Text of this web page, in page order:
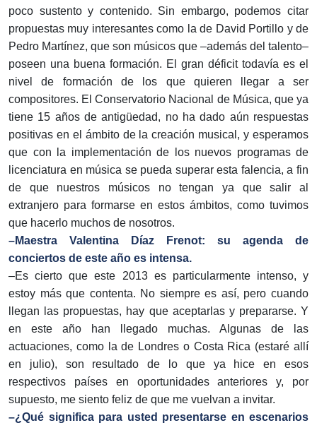
poco sustento y contenido. Sin embargo, podemos citar
propuestas muy interesantes como la de David Portillo y de
Pedro Martínez, que son músicos que –además del talento–
poseen una buena formación. El gran déficit todavía es el
nivel de formación de los que quieren llegar a ser
compositores. El Conservatorio Nacional de Música, que ya
tiene 15 años de antigüedad, no ha dado aún respuestas
positivas en el ámbito de la creación musical, y esperamos
que con la implementación de los nuevos programas de
licenciatura en música se pueda superar esta falencia, a fin
de que nuestros músicos no tengan ya que salir al
extranjero para formarse en estos ámbitos, como tuvimos
que hacerlo muchos de nosotros.
–Maestra Valentina Díaz Frenot: su agenda de
conciertos de este año es intensa.
–Es cierto que este 2013 es particularmente intenso, y
estoy más que contenta. No siempre es así, pero cuando
llegan las propuestas, hay que aceptarlas y prepararse. Y
en este año han llegado muchas. Algunas de las
actuaciones, como la de Londres o Costa Rica (estaré allí
en julio), son resultado de lo que ya hice en esos
respectivos países en oportunidades anteriores y, por
supuesto, me siento feliz de que me vuelvan a invitar.
–¿Qué significa para usted presentarse en escenarios